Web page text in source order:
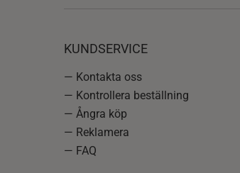
KUNDSERVICE
— Kontakta oss
— Kontrollera beställning
— Ångra köp
— Reklamera
— FAQ